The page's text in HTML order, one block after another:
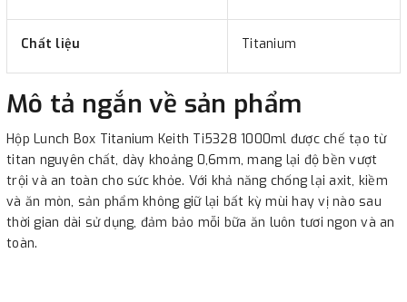
Chất liệu Titanium
Mô tả ngắn về sản phẩm
Hộp Lunch Box Titanium Keith Ti5328 1000ml được chế tạo từ
titan nguyên chất, dày khoảng 0,6mm, mang lại độ bền vượt
trội và an toàn cho sức khỏe. Với khả năng chống lại axit, kiềm
và ăn mòn, sản phẩm không giữ lại bất kỳ mùi hay vị nào sau
thời gian dài sử dụng, đảm bảo mỗi bữa ăn luôn tươi ngon và an
toàn.